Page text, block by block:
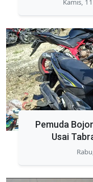
Kamis,
Pemuda
Usai